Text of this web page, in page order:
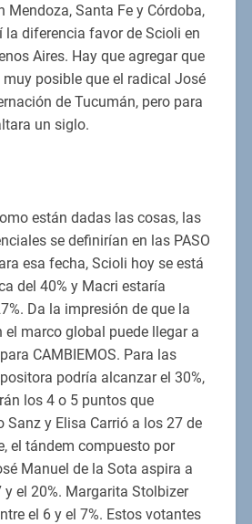
Mendoza, Santa Fe y Córdoba,
la diferencia favor de Scioli en
Aires. Hay que agregar que
posible que el radical José
de Tucumán, pero para
un siglo.
están dadas las cosas, las
se definirían en las PASO
esa fecha, Scioli hoy se está
del 40% y Macri estaría
Da la impresión de que la
el marco global puede llegar a
CAMBIEMOS. Para las
podría alcanzar el 30%,
los 4 o 5 puntos que
Sanz y Elisa Carrió a los 27 de
el tándem compuesto por
Manuel de la Sota aspira a
y el 20%. Margarita Stolbizer
el 6 y el 7%. Estos votantes